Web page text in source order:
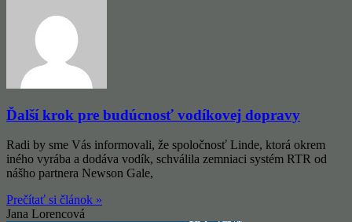
Ďalší krok pre budúcnosť vodíkovej dopravy
Radi by sme Vás informovali, že spoločnosť Linde, ktorá okrem
iného vyrába a dodáva vodík, schválila zemniaci systém RTR od
nášho partnera Newson Gale,
Prečítať si článok »
Jana Lorencová